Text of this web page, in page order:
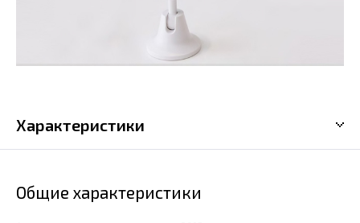
Характеристики
Общие характеристики